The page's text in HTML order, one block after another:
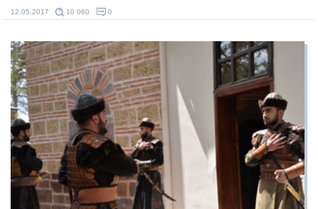
12.05.2017 10 060 0